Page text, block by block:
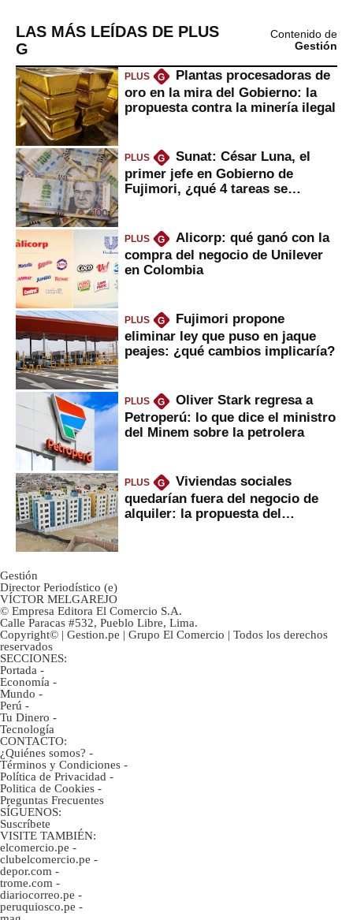
LAS MÁS LEÍDAS DE PLUS
G
Contenido de
Gestión
PLUS G
Plantas procesadoras de
oro en la mira del Gobierno: la
propuesta contra la minería ilegal
PLUS G
Sunat: César Luna, el
primer jefe en Gobierno de
Fujimori, ¿qué 4 tareas se
PLUS G
Alicorp: qué ganó con la
compra del negocio de Unilever
en Colombia
PLUS G
Fujimori propone
eliminar ley que puso en jaque
peajes: ¿qué cambios implicaría?
PLUS G
Oliver Stark regresa a
Petroperú: lo que dice el ministro
del Minem sobre la petrolera
PLUS G
Viviendas sociales
quedarían fuera del negocio de
alquiler: la propuesta del
Gestión
Director Periodístico (e)
VÍCTOR MELGAREJO
© Empresa Editora El Comercio S.A.
Calle Paracas #532, Pueblo Libre, Lima.
Copyright© | Gestion.pe | Grupo El Comercio | Todos los derechos
reservados
SECCIONES:
Portada -
Economía -
Mundo -
Perú -
Tu Dinero -
Tecnología
CONTACTO:
¿Quiénes somos? -
Términos y Condiciones -
Política de Privacidad -
Politica de Cookies -
Preguntas Frecuentes
SÍGUENOS:
Suscríbete
VISITE TAMBIÉN:
elcomercio.pe -
clubelcomercio.pe -
depor.com -
trome.com -
diariocorreo.pe -
peruquiosco.pe -